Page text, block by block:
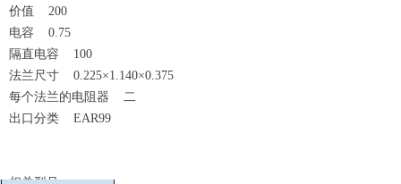
价值 200
电容 0.75
隔直电容 100
法兰尺寸 0.225×1.140×0.375
每个法兰的电阻器 二
出口分类 EAR99